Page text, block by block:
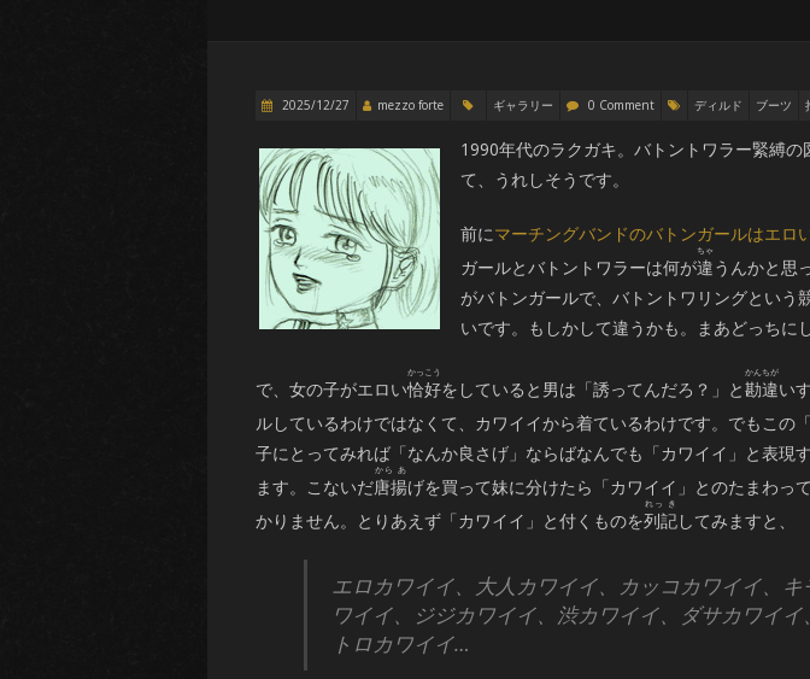
2025/12/27 mezzo forte ギャラリー 0 Comment ディルド ブーツ
1990年代のラクガキ。バトントワラー緊縛
て、うれしそうです。
前にマーチングバンドのバトンガールはエロ
ガールとバトントワラーは何が違うんかと思
がバトンガールで、バトントワリングという
いです。もしかして違うかも。まあどっちに
で、女の子がエロい恰好をしていると男は「誘ってんだろ？」と勘違い
ルしているわけではなくて、カワイイから着ているわけです。でもこの
子にとってみれば「なんか良さげ」ならばなんでも「カワイイ」と表現
ます。こないだ唐揚げを買って妹に分けたら「カワイイ」とのたまわっ
かりません。とりあえず「カワイイ」と付くものを列記してみますと、
エロカワイイ、大人カワイイ、カッコカワイイ、
ワイイ、ジジカワイイ、渋カワイイ、ダサカワイ
トロカワイイ…